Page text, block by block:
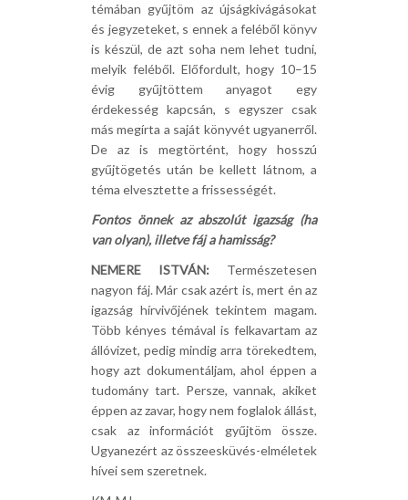
témában gyűjtöm az újságkivágásokat
és jegyzeteket, s ennek a feléből könyv
is készül, de azt soha nem lehet tudni,
melyik feléből. Előfordult, hogy 10–15
évig gyűjtöttem anyagot egy
érdekesség kapcsán, s egyszer csak
más megírta a saját könyvét ugyanerről.
De az is megtörtént, hogy hosszú
gyűjtögetés után be kellett látnom, a
téma elvesztette a frissességét.
Fontos önnek az abszolút igazság (ha
van olyan), illetve fáj a hamisság?
NEMERE ISTVÁN: Természetesen
nagyon fáj. Már csak azért is, mert én az
igazság hírvivőjének tekintem magam.
Több kényes témával is felkavartam az
állóvizet, pedig mindig arra törekedtem,
hogy azt dokumentáljam, ahol éppen a
tudomány tart. Persze, vannak, akiket
éppen az zavar, hogy nem foglalok állást,
csak az információt gyűjtöm össze.
Ugyanezért az összeesküvés-elméletek
hívei sem szeretnek.